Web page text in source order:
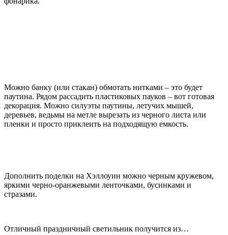
Можно банку (или стакан) обмотать нитками – это будет
паутина. Рядом рассадить пластиковых пауков – вот готовая
декорация. Можно силуэты паутины, летучих мышей,
деревьев, ведьмы на метле вырезать из черного листа или
пленки и просто приклеить на подходящую емкость.
Дополнить поделки на Хэллоуин можно черным кружевом,
яркими черно-оранжевыми ленточками, бусинками и
стразами.
Отличный праздничный светильник получится из…